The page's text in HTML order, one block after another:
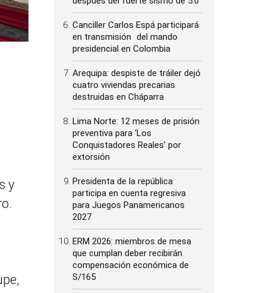
y
Canciller Carlos Espá participará
en transmisión del mando
presidencial en Colombia
Arequipa: despiste de tráiler dejó
cuatro viviendas precarias
destruidas en Cháparra
Lima Norte: 12 meses de prisión
preventiva para ‘Los
Conquistadores Reales’ por
extorsión
Presidenta de la república
participa en cuenta regresiva
para Juegos Panamericanos
2027
ERM 2026: miembros de mesa
que cumplan deber recibirán
compensación económica de
S/165